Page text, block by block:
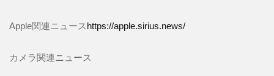
Apple関連ニュースhttps://apple.sirius.news/
カメラ関連ニュース